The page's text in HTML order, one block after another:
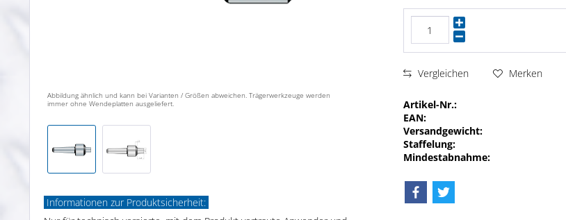
Abbildung ähnlich und kann bei Varianten / Größen abweichen. Trägerwerkzeuge werden
immer ohne Wendeplatten ausgeliefert.
Informationen zur Produktsicherheit:
Vergleichen Merken
Artikel-Nr.:
EAN:
Versandgewicht:
Staffelung:
Mindestabnahme: